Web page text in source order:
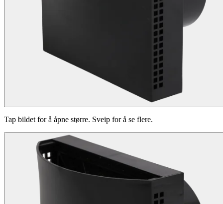
Tap bildet for å åpne større. Sveip for å se flere.